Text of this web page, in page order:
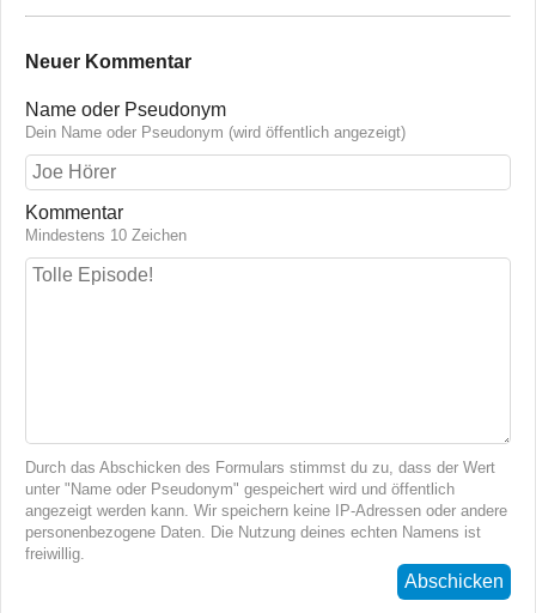
Neuer Kommentar
Name oder Pseudonym
Dein Name oder Pseudonym (wird öffentlich angezeigt)
Kommentar
Mindestens 10 Zeichen
Durch das Abschicken des Formulars stimmst du zu, dass der Wert
unter "Name oder Pseudonym" gespeichert wird und öffentlich
angezeigt werden kann. Wir speichern keine IP-Adressen oder andere
personenbezogene Daten. Die Nutzung deines echten Namens ist
freiwillig.
Abschicken